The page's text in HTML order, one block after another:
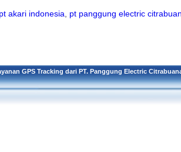
pt akari indonesia pt panggung electric
GPS Tracking dari PT. Panggung Electric